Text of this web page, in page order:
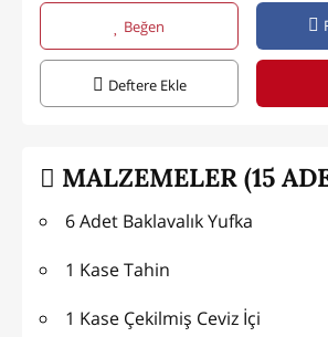
Beğen
Deftere Ekle
MALZEMELER (15
6 Adet Baklavalık Yufka
1 Kase Tahin
1 Kase Çekilmiş Ceviz İçi